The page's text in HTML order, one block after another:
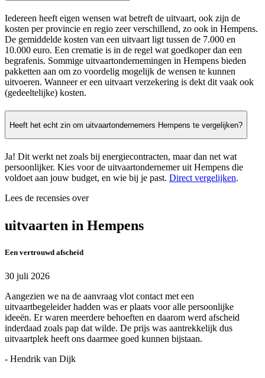
Iedereen heeft eigen wensen wat betreft de uitvaart, ook zijn de
kosten per provincie en regio zeer verschillend, zo ook in Hempens.
De gemiddelde kosten van een uitvaart ligt tussen de 7.000 en
10.000 euro. Een crematie is in de regel wat goedkoper dan een
begrafenis. Sommige uitvaartondernemingen in Hempens bieden
pakketten aan om zo voordelig mogelijk de wensen te kunnen
uitvoeren. Wanneer er een uitvaart verzekering is dekt dit vaak ook
(gedeeltelijke) kosten.
Heeft het echt zin om uitvaartondernemers Hempens te vergelijken?
Ja! Dit werkt net zoals bij energiecontracten, maar dan net wat
persoonlijker. Kies voor de uitvaartondernemer uit Hempens die
voldoet aan jouw budget, en wie bij je past. Direct vergelijken.
Lees de recensies over
uitvaarten in Hempens
Een vertrouwd afscheid
30 juli 2026
Aangezien we na de aanvraag vlot contact met een
uitvaartbegeleider hadden was er plaats voor alle persoonlijke
ideeën. Er waren meerdere behoeften en daarom werd afscheid
inderdaad zoals pap dat wilde. De prijs was aantrekkelijk dus
uitvaartplek heeft ons daarmee goed kunnen bijstaan.
- Hendrik van Dijk